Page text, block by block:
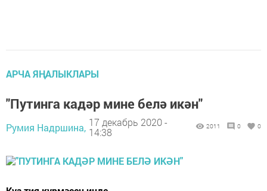
АРЧА ЯҢАЛЫКЛАРЫ
"Путинга кадәр мине белә икән"
Румия Надршина, 17 декабрь 2020 -
14:38
2011 0 0